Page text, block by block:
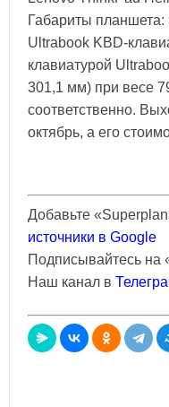
Габариты
Ultrabook KBD-
клавиатурой
301,1 мм) при весе
соответственно.
октябрь, а его
Добавьте
источники в Google
Подписывайтесь на
Наш канал в